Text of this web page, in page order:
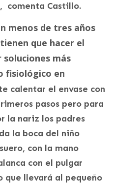
comenta Castillo.
menos de tres años
que hacer el
soluciones más
fisiológico en
calentar el envase con
pasos pero para
la nariz los padres
la boca del niño
con la mano
con el pulgar
que llevará al pequeño